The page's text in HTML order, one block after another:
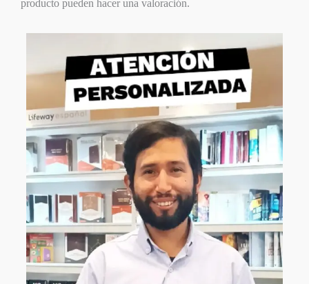
producto pueden hacer una valoración.